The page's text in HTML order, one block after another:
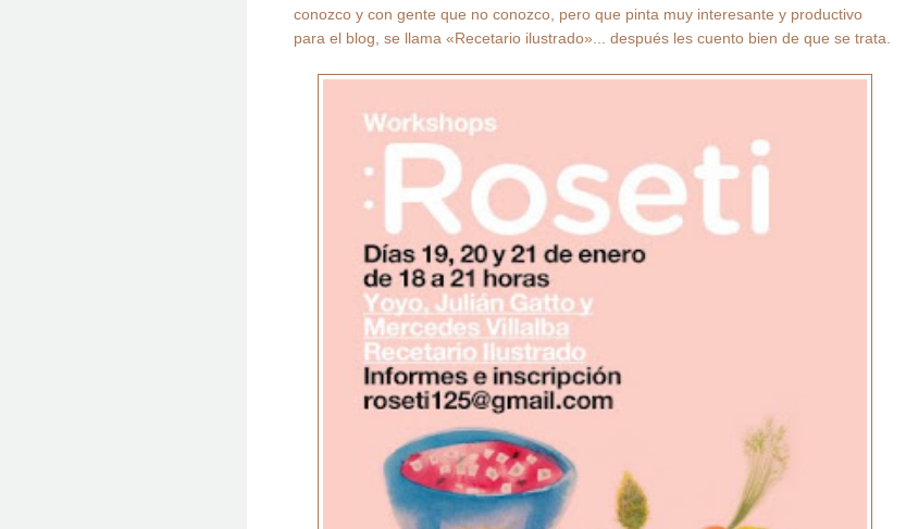
conozco y con gente que no conozco, pero que pinta muy interesante y productivo
para el blog, se llama «Recetario ilustrado»... después les cuento bien de que se trata.